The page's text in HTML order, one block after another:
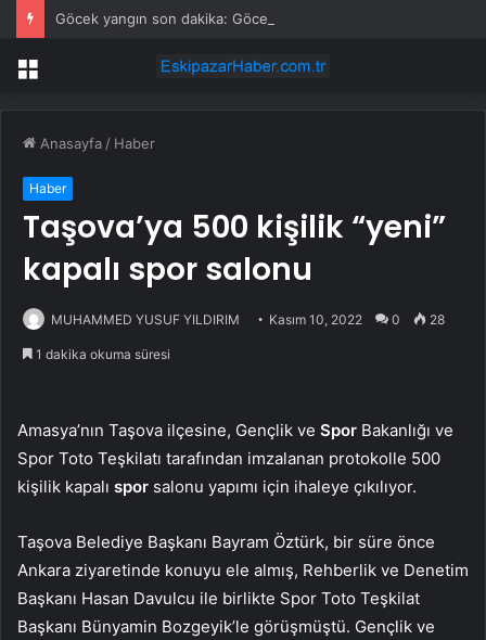
Menü
Anasayfa / Haber
Haber
Taşova’ya 500 kişilik “yeni”
kapalı spor salonu
MUHAMMED YUSUF YILDIRIM Kasım 10, 2022 0 28
1 dakika okuma süresi
Amasya’nın Taşova ilçesine, Gençlik ve Spor Bakanlığı ve
Spor Toto Teşkilatı tarafından imzalanan protokolle 500
kişilik kapalı spor salonu yapımı için ihaleye çıkılıyor.
Taşova Belediye Başkanı Bayram Öztürk, bir süre önce
Ankara ziyaretinde konuyu ele almış, Rehberlik ve Denetim
Başkanı Hasan Davulcu ile birlikte Spor Toto Teşkilat
Başkanı Bünyamin Bozgeyik’le görüşmüştü. Gençlik ve